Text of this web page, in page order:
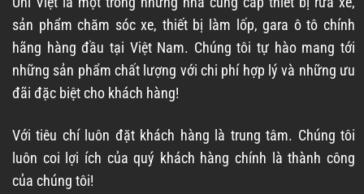
sản phẩm chăm sóc xe, thiết bị làm lốp, gara ô tô chính
hãng hàng đầu tại Việt Nam. Chúng tôi tự hào mang tới
những sản phẩm chất lượng với chi phí hợp lý và những ưu
đãi đặc biệt cho khách hàng!
Với tiêu chí luôn đặt khách hàng là trung tâm. Chúng tôi
luôn coi lợi ích của quý khách hàng chính là thành công
của chúng tôi!